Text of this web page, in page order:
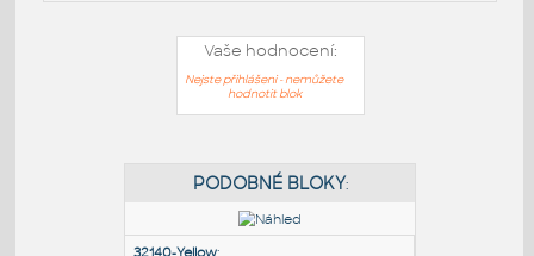
Vaše hodnocení:
Nejste přihlášeni - nemůžete
hodnotit blok